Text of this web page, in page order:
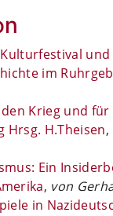
und
im
den Krieg und für
Hrsg. H.Theisen,
Ein
, von
in